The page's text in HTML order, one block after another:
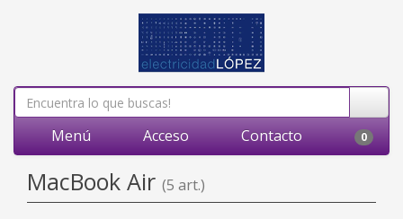
Menú Acceso Contacto 0
MacBook Air (5 art.)